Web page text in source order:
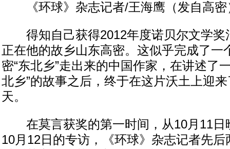
《环球》杂志记者/王海鹰（发自高密
得知自己获得2012年度诺贝尔文学奖
正在他的故乡山东高密。这似乎完成了一
密“东北乡”走出来的中国作家，在讲述了
北乡”的故事之后，终于在这片沃土上迎
天。
在莫言获奖的第一时间，从10月11日
10月12日的专访，《环球》杂志记者先